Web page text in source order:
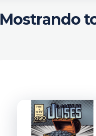
Mostrando